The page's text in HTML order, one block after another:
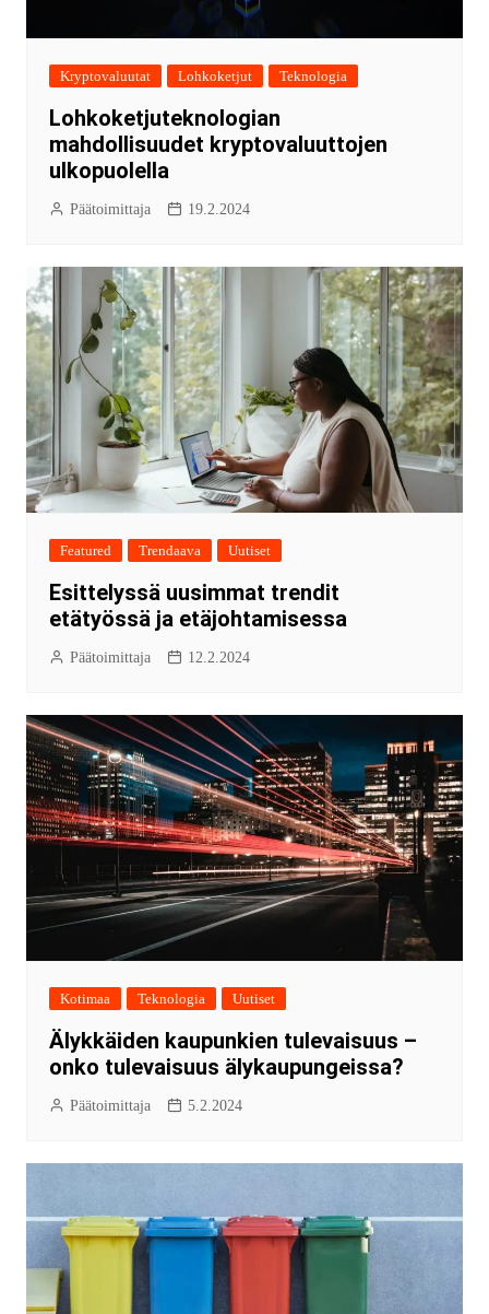
Kryptovaluutat Lohkoketjut Teknologia
Lohkoketjuteknologian
mahdollisuudet kryptovaluuttojen
ulkopuolella
Päätoimittaja 19.2.2024
Featured Trendaava Uutiset
Esittelyssä uusimmat trendit
etätyössä ja etäjohtamisessa
Päätoimittaja 12.2.2024
Kotimaa Teknologia Uutiset
Älykkäiden kaupunkien tulevaisuus –
onko tulevaisuus älykaupungeissa?
Päätoimittaja 5.2.2024